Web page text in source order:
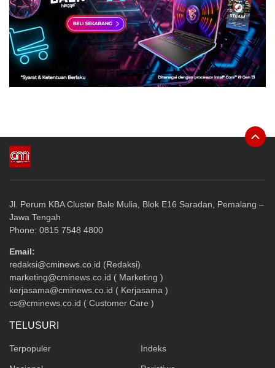
Jl. Perum KBA Cluster Bale Mulia, Blok E16 Saradan, Pemalang –
Jawa Tengah
Phone: 0815 7548 4800
Email:
redaksi@cminews.co.id (Redaksi)
marketing@cminews.co.id ( Marketing )
kerjasama@cminews.co.id ( Kerjasama )
cs@cminews.co.id ( Customer Care )
TELUSURI
Terpopuler Indeks